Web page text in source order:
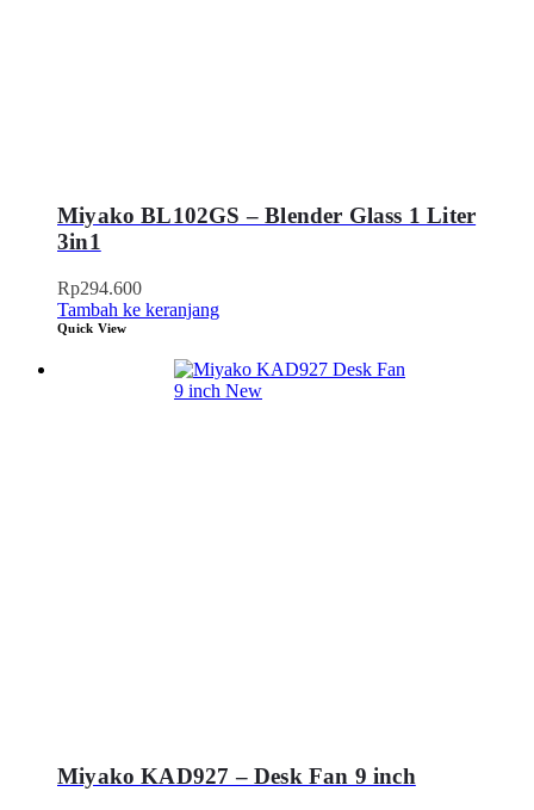
Miyako BL102GS – Blender Glass 1 Liter
3in1
Rp294.600
Tambah ke keranjang
Quick View
Miyako KAD927 – Desk Fan 9 inch